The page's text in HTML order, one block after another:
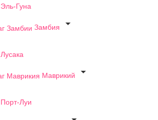
Эль-Гуна
Замбия

Лусака
Маврикий

Порт-Луи